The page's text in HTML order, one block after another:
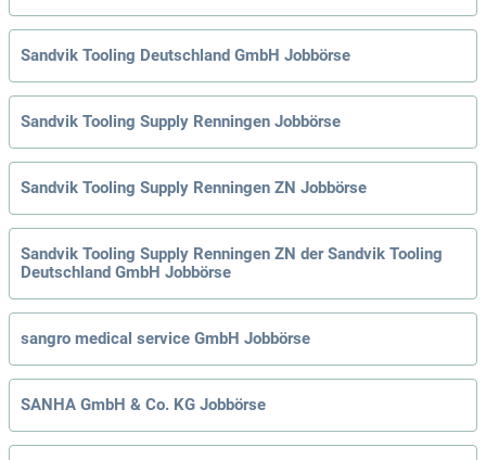
Sandvik Tooling Deutschland GmbH Jobbörse
Sandvik Tooling Supply Renningen Jobbörse
Sandvik Tooling Supply Renningen ZN Jobbörse
Sandvik Tooling Supply Renningen ZN der Sandvik Tooling
Deutschland GmbH Jobbörse
sangro medical service GmbH Jobbörse
SANHA GmbH & Co. KG Jobbörse